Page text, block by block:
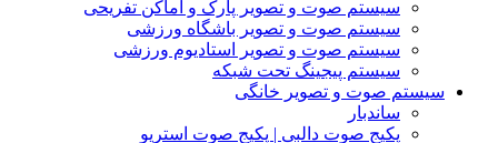
سیستم صوت و تصویر پارک و اماکن تفریحی
سیستم صوت و تصویر باشگاه ورزشی
سیستم صوت و تصویر استادیوم ورزشی
سیستم پیجینگ تحت شبکه
سیستم صوت و تصویر خانگی
ساندبار
پکیج صوت دالبی | پکیج صوت استریو